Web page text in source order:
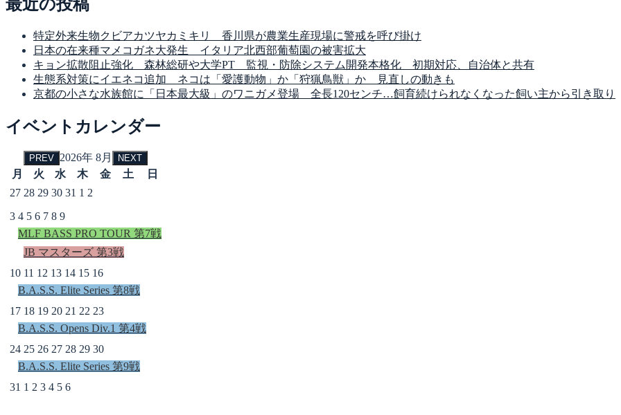
最近の投稿
特定外来生物クビアカツヤカミキリ 香川県が農業生産現場に警戒を呼び掛け
日本の在来種マメコガネ大発生 イタリア北西部葡萄園の被害拡大
キョン拡散阻止強化 森林総研や大学PT 監視・防除システム開発本格化 初期対応、自治体と共有
生態系対策にイエネコ追加 ネコは「愛護動物」か「狩猟鳥獣」か 見直しの動きも
京都の小さな水族館に「日本最大級」のワニガメ登場 全長120センチ…飼育続けられなくなった飼い主から引き取り
イベントカレンダー
PREV 2026年 8月 NEXT
月 火 水 木 金 土
日
27 28 29 30 31 1 2
3 4 5 6 7 8 9
MLF BASS PRO TOUR 第7戦
JB マスターズ 第3戦
10 11 12 13 14 15 16
B.A.S.S. Elite Series 第8戦
17 18 19 20 21 22 23
B.A.S.S. Opens Div.1 第4戦
24 25 26 27 28 29 30
B.A.S.S. Elite Series 第9戦
31 1 2 3 4 5 6